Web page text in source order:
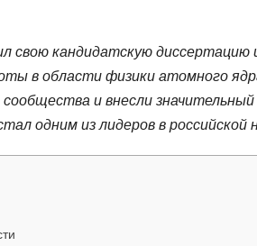
свою кандидатскую диссертацию
в области физики атомного
и внесли
одним из лидеров в российской